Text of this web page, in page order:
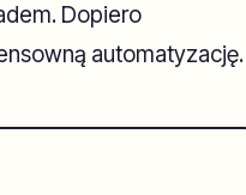
Dopiero
automatyzację.